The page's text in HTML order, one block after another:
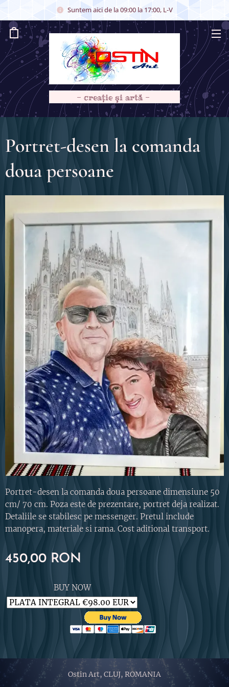
Suntem aici de la 09:00 la 17:00, L-V
- creaţie şi artă -
Portret-desen la comanda
doua persoane
Portret-desen la comanda doua persoane dimensiune 50
cm/ 70 cm. Poza este de prezentare, portret deja realizat.
Detaliile se stabilesc pe messenger. Pretul include
manopera, materiale si rama. Cost aditional transport.
450,00 RON
BUY NOW
Ostin Art, CLUJ, ROMANIA